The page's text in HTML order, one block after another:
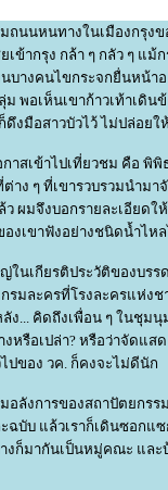
ถนนหนทางในเมืองกรุง
เข้ากรุง กล้า ๆ กลัว ๆ แ
บางคนไขกระจกยื่นหน้า
พอเห็นเขาก้าวเท้าเดิน
งมือสาวบัวไว้ ไม่ปล่อย
าสเข้าไปเที่ยวชม คือ
าง ๆ ที่เขารวบรวมนำม
ผมจึงบอกรายละเอียดใ
งเขาฟังอย่างชนิดน้ำไห
นเกียรติประวัติของบร
รมละครที่โรงละครแห่
... คิดถึงเพื่อน ๆ ในชุม
หรือเปล่า? หรือว่าจัดแส
ปของ วค. ก็คงจะไม่ดีนัก
ลังการของสถาปัตยกรร
ฉบับ แล้วเราก็เดินซอก
ก็มากันเป็นหมู่คณะ และ